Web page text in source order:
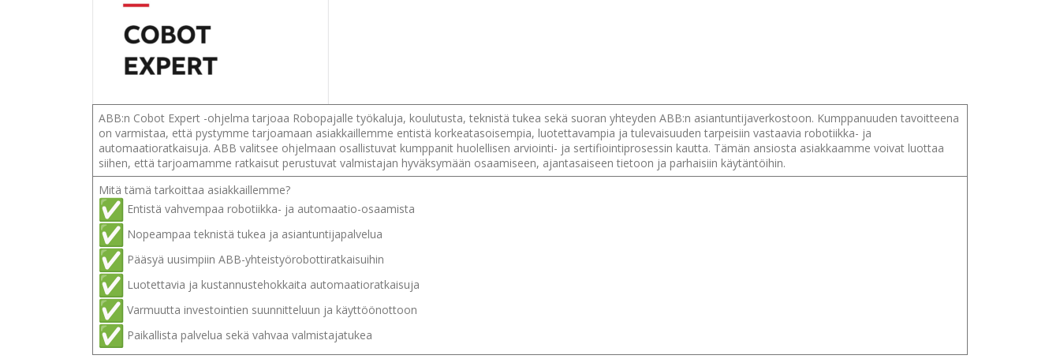
ABB:n Cobot Expert -ohjelma tarjoaa Robopajalle työkaluja, koulutusta, teknistä tukea sekä suoran yhteyden ABB:n asiantuntijaverkostoon. Kumppanuuden tavoitteena
on varmistaa, että pystymme tarjoamaan asiakkaillemme entistä korkeatasoisempia, luotettavampia ja tulevaisuuden tarpeisiin vastaavia robotiikka- ja
automaatioratkaisuja. ABB valitsee ohjelmaan osallistuvat kumppanit huolellisen arviointi- ja sertifiointiprosessin kautta. Tämän ansiosta asiakkaamme voivat luottaa
siihen, että tarjoamamme ratkaisut perustuvat valmistajan hyväksymään osaamiseen, ajantasaiseen tietoon ja parhaisiin käytäntöihin.
Mitä tämä tarkoittaa asiakkaillemme?
Entistä vahvempaa robotiikka- ja automaatio-osaamista
Nopeampaa teknistä tukea ja asiantuntijapalvelua
Pääsyä uusimpiin ABB-yhteistyörobottiratkaisuihin
Luotettavia ja kustannustehokkaita automaatioratkaisuja
Varmuutta investointien suunnitteluun ja käyttöönottoon
Paikallista palvelua sekä vahvaa valmistajatukea